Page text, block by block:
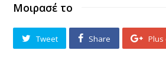
Μοιρασέ το
Tweet Share Plus